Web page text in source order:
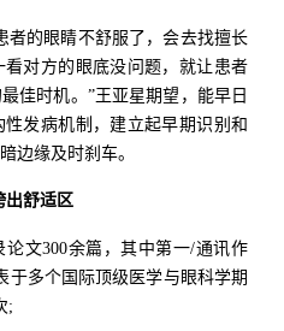
者的眼睛不舒服了，会去找擅长
对方的眼底没问题，就让患者
佳时机。”王亚星期望，能早日
发病机制，建立起早期识别和
边缘及时刹车。
出舒适区
文300余篇，其中第一/通讯作
于多个国际顶级医学与眼科学期
;